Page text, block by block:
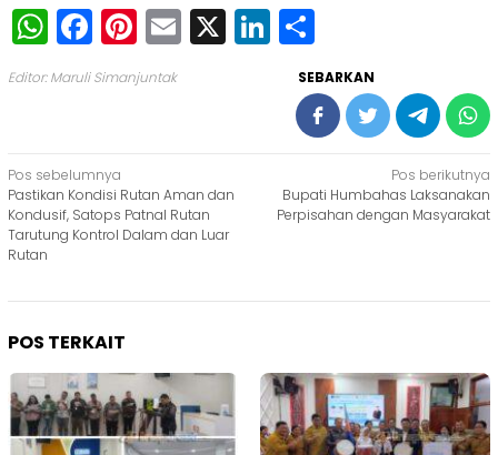
WhatsApp
Facebook
Pinterest
Email
X LinkedIn
Editor: Maruli Simanjuntak SEBARKAN
Navigasi
pos
Pos sebelumnya
Pastikan Kondisi Rutan Aman dan
Kondusif, Satops Patnal Rutan
Tarutung Kontrol Dalam dan Luar
Rutan
Pos berikutnya
Bupati Humbahas Laksanakan
Perpisahan dengan Masyarakat
POS TERKAIT